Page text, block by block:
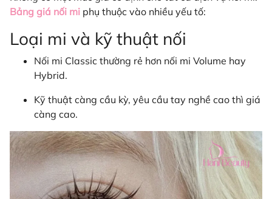
Bảng giá nối mi phụ thuộc vào nhiều yếu tố:
Loại mi và kỹ thuật nối
Nối mi Classic thường rẻ hơn nối mi Volume hay
Hybrid.
Kỹ thuật càng cầu kỳ, yêu cầu tay nghề cao thì giá
càng cao.